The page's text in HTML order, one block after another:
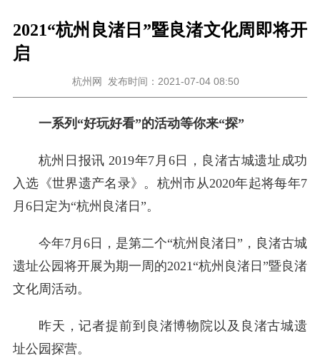
2021“杭州良渚日”暨良渚文化周即将开
启
杭州网 发布时间：2021-07-04 08:50
一系列“好玩好看”的活动等你来“探”
杭州日报讯 2019年7月6日，良渚古城遗址成功
入选《世界遗产名录》。杭州市从2020年起将每年7
月6日定为“杭州良渚日”。
今年7月6日，是第二个“杭州良渚日”，良渚古城
遗址公园将开展为期一周的2021“杭州良渚日”暨良渚
文化周活动。
昨天，记者提前到良渚博物院以及良渚古城遗
址公园探营。